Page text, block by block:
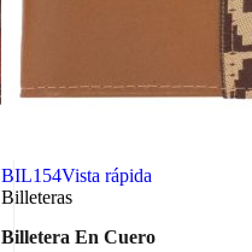
BIL154Vista rápida
Billeteras
Billetera En Cuero